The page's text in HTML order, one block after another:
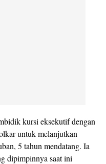
kursi eksekutif dengan
untuk melanjutkan
5 tahun mendatang. Ia
dipimpinnya saat ini